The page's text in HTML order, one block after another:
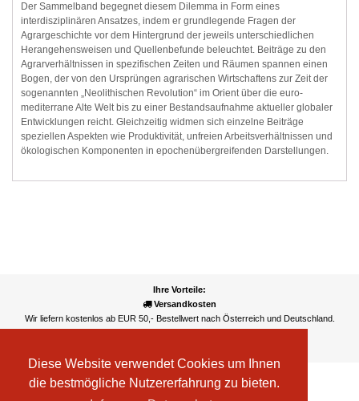
Diese Website verwendet Cookies um Ihnen
die bestmögliche Nutzererfahrung zu bieten.
Der Sammelband begegnet diesem Dilemma in Form eines
interdisziplinären Ansatzes, indem er grundlegende Fragen der
Agrargeschichte vor dem Hintergrund der jeweils unterschiedlichen
Herangehensweisen und Quellenbefunde beleuchtet. Beiträge zu den
Agrarverhältnissen in spezifischen Zeiten und Räumen spannen einen
Bogen, der von den Ursprüngen agrarischen Wirtschaftens zur Zeit der
sogenannten „Neolithischen Revolution“ im Orient über die euro-
mediterrane Alte Welt bis zu einer Bestandsaufnahme aktueller globaler
Entwicklungen reicht. Gleichzeitig widmen sich einzelne Beiträge
speziellen Aspekten wie Produktivität, unfreien Arbeitsverhältnissen und
ökologischen Komponenten in epochenübergreifenden Darstellungen.
Ihre Vorteile:
Versandkosten
Wir liefern kostenlos ab EUR 50,- Bestellwert nach Österreich und Deutschland.